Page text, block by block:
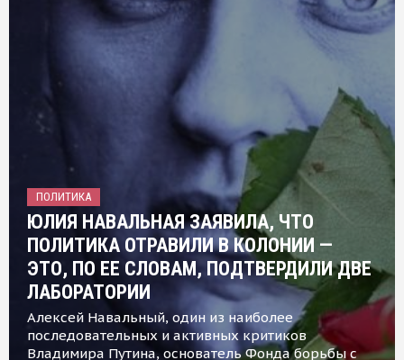
ПОЛИТИКА
ЮЛИЯ НАВАЛЬНАЯ ЗАЯВИЛА, ЧТО
ПОЛИТИКА ОТРАВИЛИ В КОЛОНИИ —
ЭТО, ПО ЕЕ СЛОВАМ, ПОДТВЕРДИЛИ ДВЕ
ЛАБОРАТОРИИ
Алексей Навальный, один из наиболее
последовательных и активных критиков
Владимира Путина, основатель Фонда борьбы с